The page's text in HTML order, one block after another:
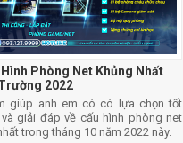
Hình Phòng Net Khủng Nhất
2022
giúp anh em có có lựa chọn tốt
giải đáp về cấu hình phòng net
trong tháng 10 năm 2022 này.